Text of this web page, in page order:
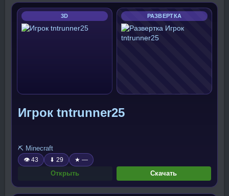
3D РАЗВЕРТКА
Игрок tntrunner25
⛏️ Minecraft
👁 43 ⬇ 29 ★ —
Открыть Скачать